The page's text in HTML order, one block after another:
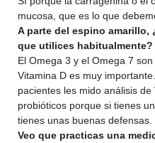
mucosa, que es lo que
A parte del espino
que utilices habitualmente?
El Omega 3 y el Omega 7
Vitamina D es muy
pacientes les mido análisis
probióticos porque si tienes
tienes unas buenas defensas.
Veo que practicas una